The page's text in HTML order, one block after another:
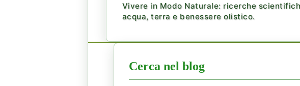
Vivere in Modo Naturale: ricerche
acqua, terra e benessere olistico.
Cerca nel blog